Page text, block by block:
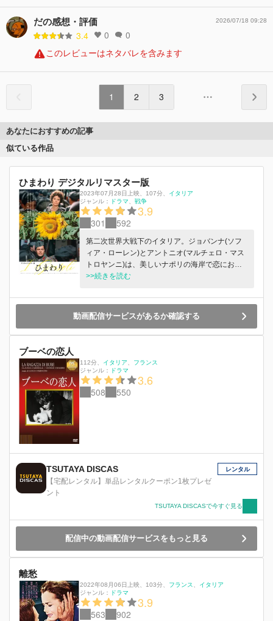
だの感想・評価
3.4 0 0
2026/07/18 09:28
このレビューはネタバレを含みます
1 2 3
あなたにおすすめの記事
似ている作品
ひまわり デジタルリマスター版
2023年07月28日上映 107分
イタリア
ジャンル：
ドラマ 戦争
3.9
301 592
第二次世界大戦下のイタリア。ジョバンナ(ソフ
ィア・ローレン)とアントニオ(マルチェロ・マス
トロヤンニ)は、美しいナポリの海岸で恋にお
ち、結婚する。その後、アントニオは厳しいソ連
ョバンナは何年経っても戻らない夫のことを生き
ていると信じて疑わない。終戦後、手がかりもな
いままアントニオを探しに単身ソ連へ渡るジョバ
ンナ。しかし、広大なひまわり畑の果てに待って
にも恵まれた幸せなアントニオの姿だった。すべ
てを察したジョバンナは、よろめく足どりのまま
1 人イタリアへ帰る。心にぽっかり穴が空いてし
>>続きを読む
動画配信サービスがあるか確認する
ブーベの恋人
112分 イタリア
フランス
ジャンル：
ドラマ
3.6
508 550
TSUTAYA DISCAS
【宅配レンタル】単品レンタルクーポン1枚プレゼ
ント
レンタル
TSUTAYA DISCASで今すぐ見る
配信中の動画配信サービスをもっと見る
離愁
2022年08月06日上映 103分 フランス
イタリア
ジャンル：
ドラマ
3.9
563 902